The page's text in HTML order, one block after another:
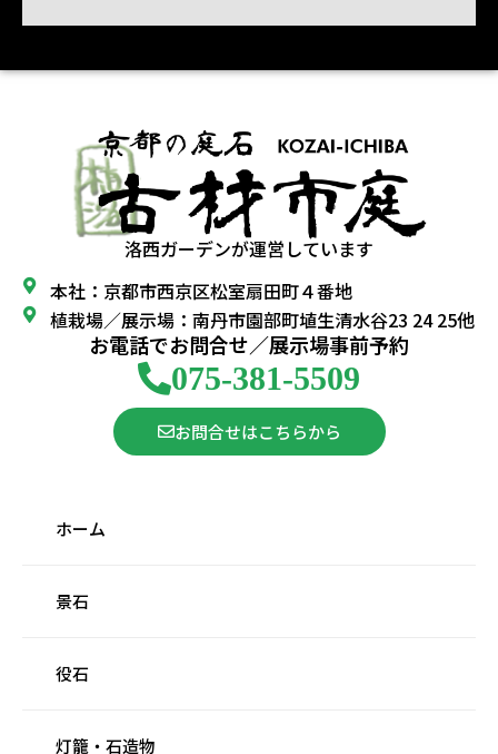
洛西ガーデンが運営しています
本社：京都市西京区松室扇田町４番地
植栽場／展示場：南丹市園部町埴生清水谷23 24 25他
お電話でお問合せ／展示場事前予約
075-381-5509
お問合せはこちらから
ホーム
景石
役石
灯籠・石造物